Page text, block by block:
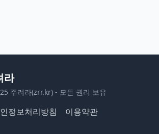
라
주려라(zrr.kr) - 모든 권리 보유
정보처리방침 이용약관